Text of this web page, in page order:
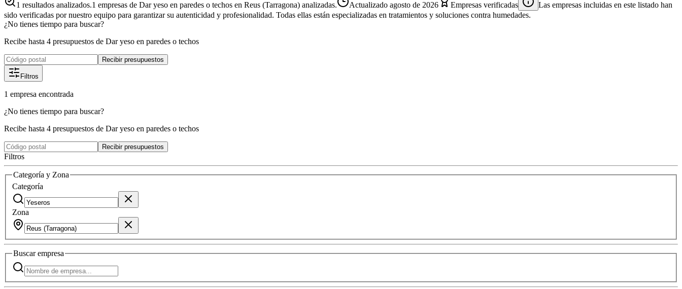
1 resultados analizados.1 empresas de Dar yeso en paredes o techos en Reus (Tarragona) analizadas. Actualizado agosto de 2026 Empresas verificadas
Las empresas incluidas en este listado han
sido verificadas por nuestro equipo para garantizar su autenticidad y profesionalidad. Todas ellas están especializadas en tratamientos y soluciones contra humedades.
¿No tienes tiempo para buscar?
Recibe hasta 4 presupuestos de Dar yeso en paredes o techos
Recibir presupuestos
Filtros
1 empresa encontrada
¿No tienes tiempo para buscar?
Recibe hasta 4 presupuestos de Dar yeso en paredes o techos
Recibir presupuestos
Filtros
Categoría y Zona
Categoría
Zona
Buscarempresa